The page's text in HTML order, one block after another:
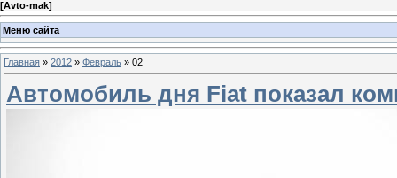
[Avto-mak]
Меню сайта
Главная » 2012 » Февраль » 02
Автомобиль дня Fiat показал